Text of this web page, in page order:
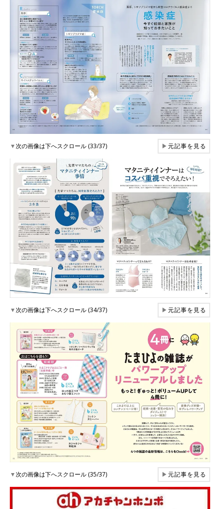
▼次の画像は下へスクロール (33/37) ▶元記事を見る
▼次の画像は下へスクロール (34/37) ▶元記事を見る
▼次の画像は下へスクロール (35/37) ▶元記事を見る